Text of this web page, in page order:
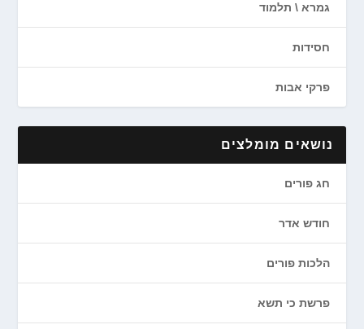
גמרא \ תלמוד
חסידות
פרקי אבות
נושאים מומלצים
חג פורים
חודש אדר
הלכות פורים
פרשת כי תשא